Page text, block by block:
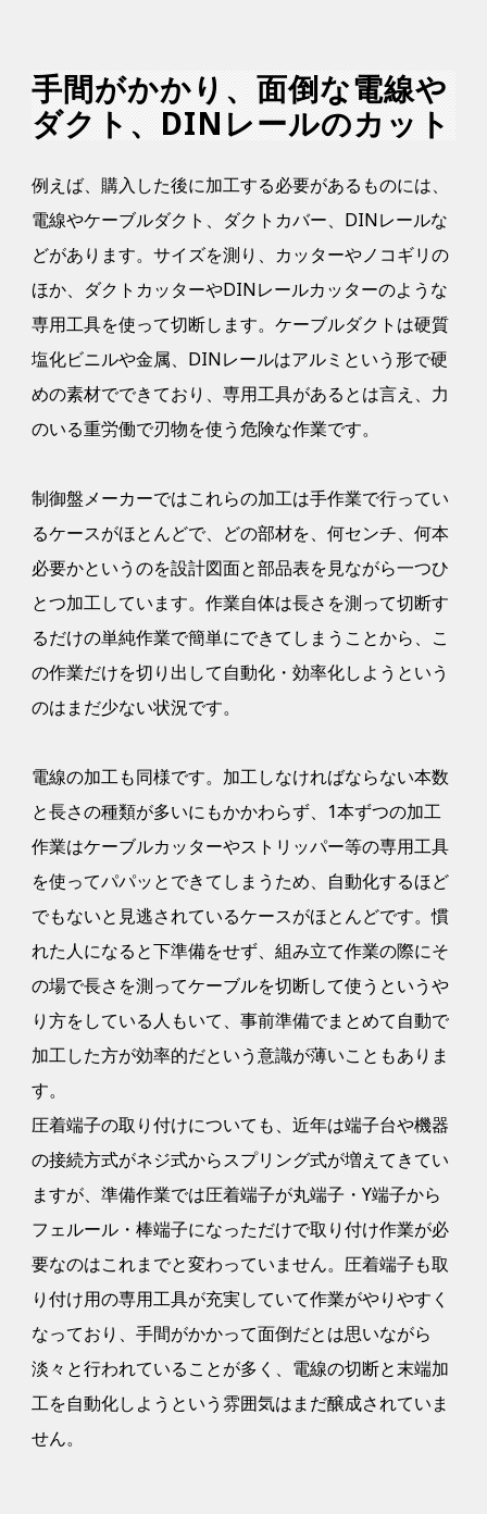
手間がかかり、面倒な電線や
ダクト、DINレールのカット
例えば、購入した後に加工する必要があるものには、
電線やケーブルダクト、ダクトカバー、DINレールな
どがあります。サイズを測り、カッターやノコギリの
ほか、ダクトカッターやDINレールカッターのような
専用工具を使って切断します。ケーブルダクトは硬質
塩化ビニルや金属、DINレールはアルミという形で硬
めの素材でできており、専用工具があるとは言え、力
のいる重労働で刃物を使う危険な作業です。
制御盤メーカーではこれらの加工は手作業で行ってい
るケースがほとんどで、どの部材を、何センチ、何本
必要かというのを設計図面と部品表を見ながら一つひ
とつ加工しています。作業自体は長さを測って切断す
るだけの単純作業で簡単にできてしまうことから、こ
の作業だけを切り出して自動化・効率化しようという
のはまだ少ない状況です。
電線の加工も同様です。加工しなければならない本数
と長さの種類が多いにもかかわらず、1本ずつの加工
作業はケーブルカッターやストリッパー等の専用工具
を使ってパパッとできてしまうため、自動化するほど
でもないと見逃されているケースがほとんどです。慣
れた人になると下準備をせず、組み立て作業の際にそ
の場で長さを測ってケーブルを切断して使うというや
り方をしている人もいて、事前準備でまとめて自動で
加工した方が効率的だという意識が薄いこともありま
す。
圧着端子の取り付けについても、近年は端子台や機器
の接続方式がネジ式からスプリング式が増えてきてい
ますが、準備作業では圧着端子が丸端子・Y端子から
フェルール・棒端子になっただけで取り付け作業が必
要なのはこれまでと変わっていません。圧着端子も取
り付け用の専用工具が充実していて作業がやりやすく
なっており、手間がかかって面倒だとは思いながら
淡々と行われていることが多く、電線の切断と末端加
工を自動化しようという雰囲気はまだ醸成されていま
せん。